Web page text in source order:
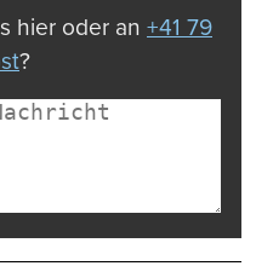
hier oder an +41 79
?